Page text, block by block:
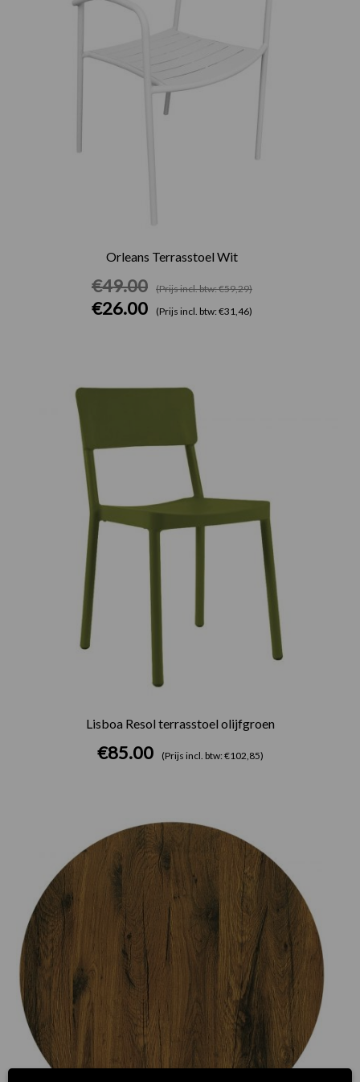
Orleans Terrasstoel Wit
€49.00 (Prijs incl. btw: €59,29)
€26.00 (Prijs incl. btw: €31,46)
Lisboa Resol terrasstoel olijfgroen
€85.00 (Prijs incl. btw: €102,85)
Prijsklasse:
€75.00
tot
€165.00